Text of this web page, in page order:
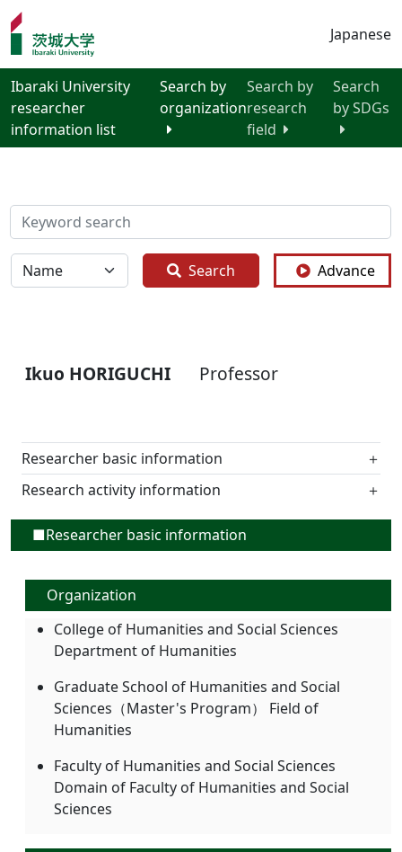
Japanese
Ibaraki University
researcher
information list
Search by
organization
Search by
research
field
Search
by SDGs
検索
全体 Search Advance
Ikuo HORIGUCHI Professor
Researcher basic information
＋
Research activity information
＋
■Researcher basic information
Organization
College of Humanities and Social Sciences
Department of Humanities
Graduate School of Humanities and Social
Sciences（Master's Program） Field of
Humanities
Faculty of Humanities and Social Sciences
Domain of Faculty of Humanities and Social
Sciences